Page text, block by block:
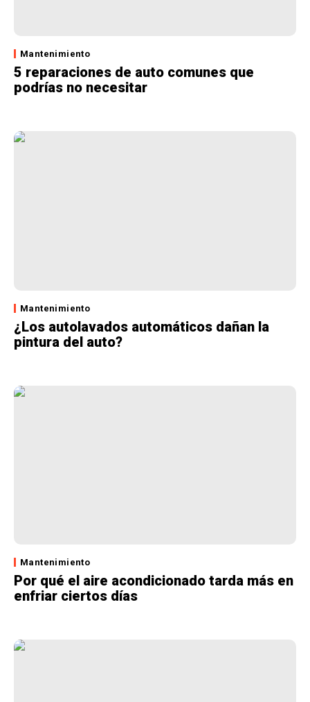
Mantenimiento
5 reparaciones de auto comunes que
podrías no necesitar
Mantenimiento
¿Los autolavados automáticos dañan la
pintura del auto?
Mantenimiento
Por qué el aire acondicionado tarda más en
enfriar ciertos días